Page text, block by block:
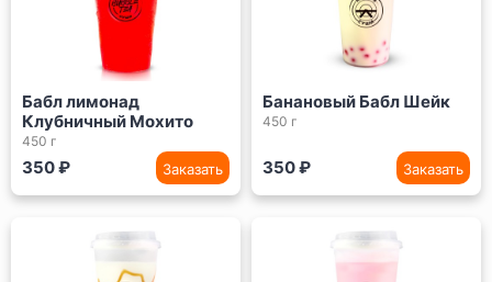
Бабл лимонад
Клубничный Мохито
450 г
350 ₽ Заказать
Банановый Бабл Шейк
450 г
350 ₽ Заказать